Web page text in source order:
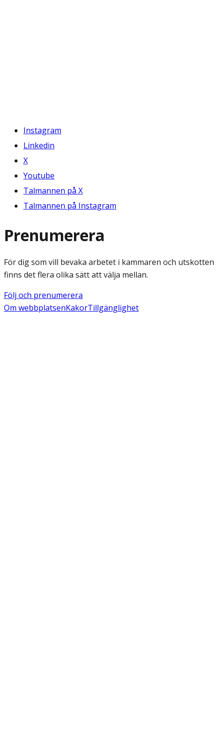
Instagram
Linkedin
X
Youtube
Talmannen på X
Talmannen på Instagram
Prenumerera
För dig som vill bevaka arbetet i kammaren och utskotten
finns det flera olika sätt att välja mellan.
Följ och prenumerera
Om webbplatsenKakorTillgänglighet